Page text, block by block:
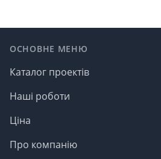
ОСНОВНЕ МЕНЮ
Каталог проектів
Наші роботи
Ціна
Про компанію